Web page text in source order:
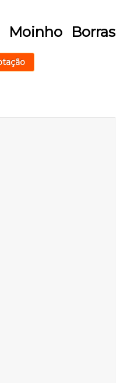
Borras